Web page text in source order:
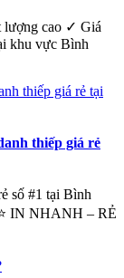
lượng cao ✓ Giá
khu vực Bình
thiếp giá rẻ
số #1 tại Bình
IN NHANH – RẺ